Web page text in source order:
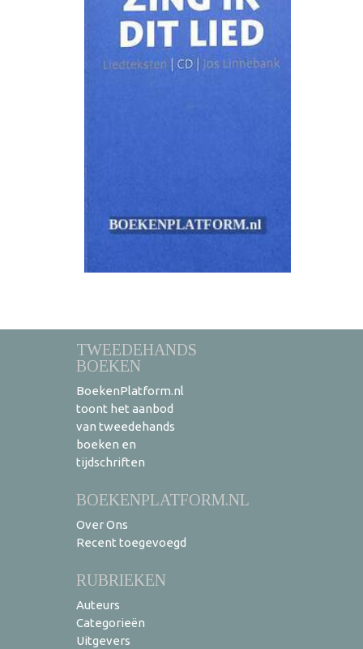
TWEEDEHANDS
BOEKEN
BoekenPlatform.nl
toont het aanbod
van tweedehands
boeken en
tijdschriften
BOEKENPLATFORM.NL
Over Ons
Recent toegevoegd
RUBRIEKEN
Auteurs
Categorieën
Uitgevers